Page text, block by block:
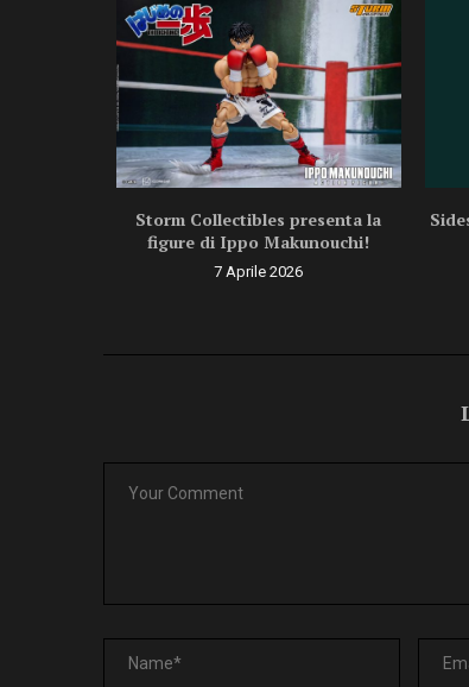
Storm Collectibles presenta la
figure di Ippo Makunouchi!
7 Aprile 2026